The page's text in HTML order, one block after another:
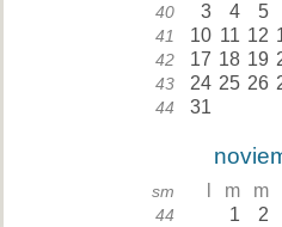
40 3 4 5
41 10 11 12
42 17 18 19
43 24 25 26
44 31
sm m m
44 1 2